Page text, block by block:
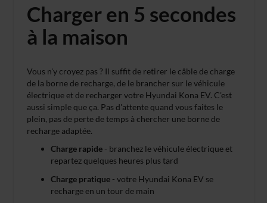
Charger en 5 secondes
à la maison
Vous n'y croyez pas ? Il suffit de retirer le câble de charge
de la borne de recharge, de le brancher sur le véhicule
électrique et de recharger votre Hyundai Kona EV. C'est
aussi simple que ça. Pas d'attente quand vous faites le
plein, pas de perte de temps à chercher une borne de
recharge adaptée.
Charge rapide- branchez le véhicule électrique et
repartez quelques heures plus tard
Charge pratique- votre Hyundai Kona EV se
recharge en un tour de main